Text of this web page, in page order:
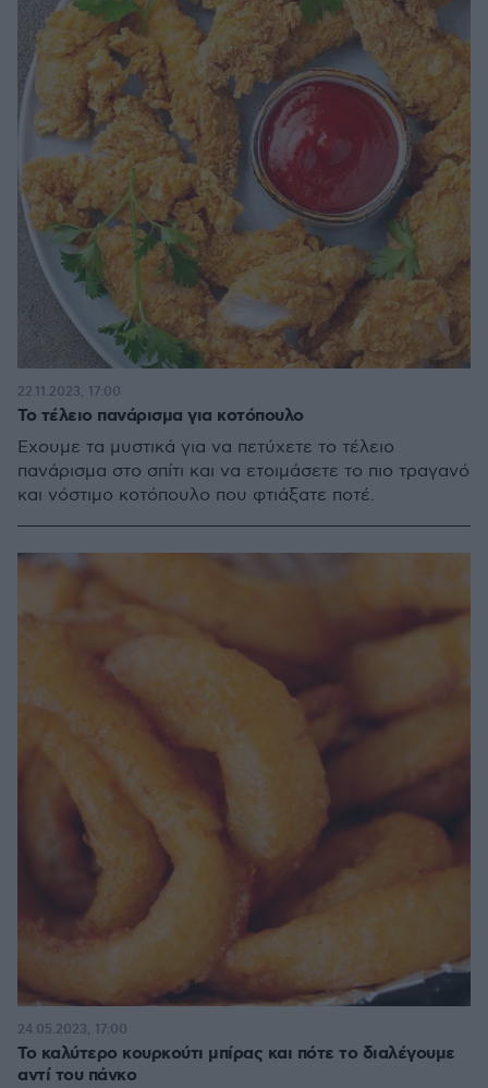
Το τέλειο πανάρισμα για κοτόπουλο
Έχουμε τα μυστικά για να πετύχετε το τέλειο
πανάρισμα στο σπίτι και να ετοιμάσετε το πιο τραγανό
και νόστιμο κοτόπουλο που φτιάξατε ποτέ.
22.11.2023, 17:00
Το καλύτερο κουρκούτι μπίρας και πότε το διαλέγουμε
αντί του πάνκο
24.05.2023, 17:00